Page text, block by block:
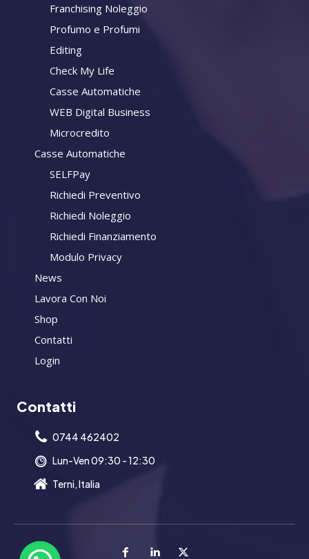
Franchising Noleggio
Profumo e Profumi
Editing
Check My Life
Casse Automatiche
WEB Digital Business
Microcredito
Casse Automatiche
SELFPay
Richiedi Preventivo
Richiedi Noleggio
Richiedi Finanziamento
Modulo Privacy
News
Lavora Con Noi
Shop
Contatti
Login
Contatti
0744 462402
Lun-Ven 09:30 - 12:30
Terni, Italia